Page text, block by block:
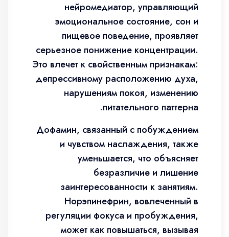
нейромедиатор, управляющий
эмоциональное состояние, сон и
пищевое поведение, проявляет
серьезное понижение концентрации.
Это влечет к свойственным признакам:
депрессивному расположению духа,
нарушениям покоя, изменению
питательного паттерна.
Дофамин, связанный с побуждением
и чувством наслаждения, также
уменьшается, что объясняет
безразличие и лишение
заинтересованности к занятиям.
Норэпинефрин, вовлеченный в
регуляции фокуса и пробуждения,
может как повышаться, вызывая